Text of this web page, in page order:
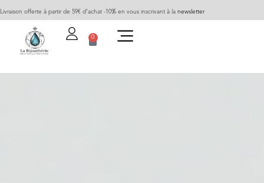
Livraison offerte à partir de 59€ d’achat -10% en vous inscrivant à la newsletter
0